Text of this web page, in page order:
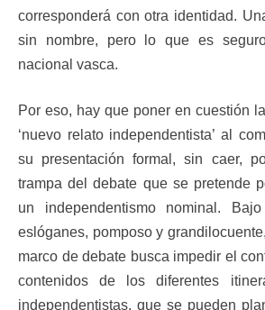
corresponderá con otra identidad.
sin nombre, pero lo que es
nacional vasca.
Por eso, hay que poner en cuestión
‘nuevo relato independentista’ al
su presentación formal, sin caer,
trampa del debate que se pretende
un independentismo nominal.
eslóganes, pomposo y
marco de debate busca impedir el
contenidos de los diferentes
independentistas, que se pueden